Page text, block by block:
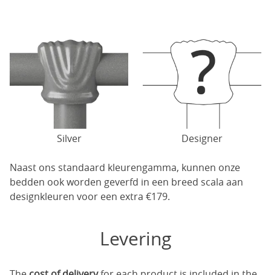
Silver Designer
Naast ons standaard kleurengamma, kunnen onze
bedden ook worden geverfd in een breed scala aan
designkleuren voor een extra €179.
Levering